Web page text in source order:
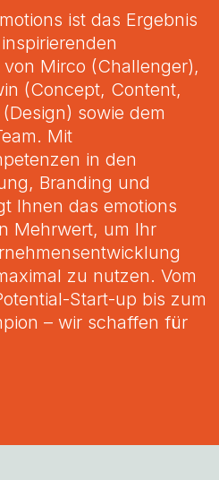
ist das Ergebnis
Mirco (Challenger),
(Concept, Content,
sowie dem
Mit
in den
Branding und
Ihnen das emotions
Mehrwert, um Ihr
zu nutzen. Vom
Start-up bis zum
– wir schaffen für